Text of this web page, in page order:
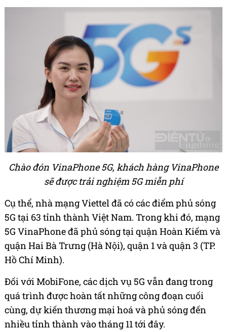
Chào đón VinaPhone 5G, khách hàng VinaPhone
sẽ được trải nghiệm 5G miễn phí
Cụ thể, nhà mạng Viettel đã có các điểm phủ sóng
5G tại 63 tỉnh thành Việt Nam. Trong khi đó, mạng
5G VinaPhone đã phủ sóng tại quận Hoàn Kiếm và
quận Hai Bà Trưng (Hà Nội), quận 1 và quận 3 (TP.
Hồ Chí Minh).
Đối với MobiFone, các dịch vụ 5G vẫn đang trong
quá trình được hoàn tất những công đoạn cuối
cùng, dự kiến thương mại hoá và phủ sóng đến
nhiều tỉnh thành vào tháng 11 tới đây.